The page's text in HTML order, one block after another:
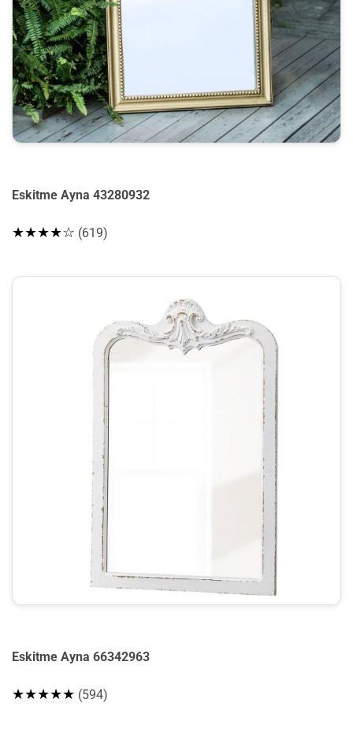
Eskitme Ayna 43280932
★★★★☆ (619)
Eskitme Ayna 66342963
★★★★★ (594)